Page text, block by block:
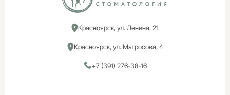
Красноярск, ул. Ленина, 21
Красноярск, ул. Матросова, 4
+7 (391) 276-38-16